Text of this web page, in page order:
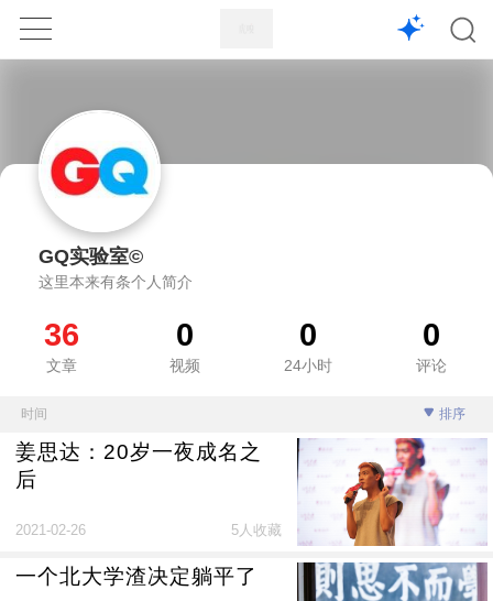
1X
GQ实验室©
这里本来有条个人简介
36
文章
0
视频
0
24小时
0
评论
时间 排序
姜思达：20岁一夜成名之
后
2021-02-26 5人收藏
一个北大学渣决定躺平了